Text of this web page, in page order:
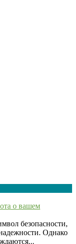
о вашем
безопасности,
Однако